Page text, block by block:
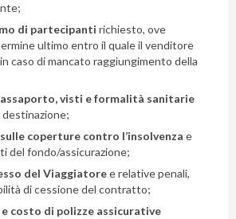
di partecipanti richiesto, ove
ultimo entro il quale il venditore
caso di mancato raggiungimento della
visti e formalità sanitarie
coperture contro l’insolvenza e
del fondo/assicurazione;
del Viaggiatoree relative penali,
di cessione del contratto;
costo di polizze assicurative